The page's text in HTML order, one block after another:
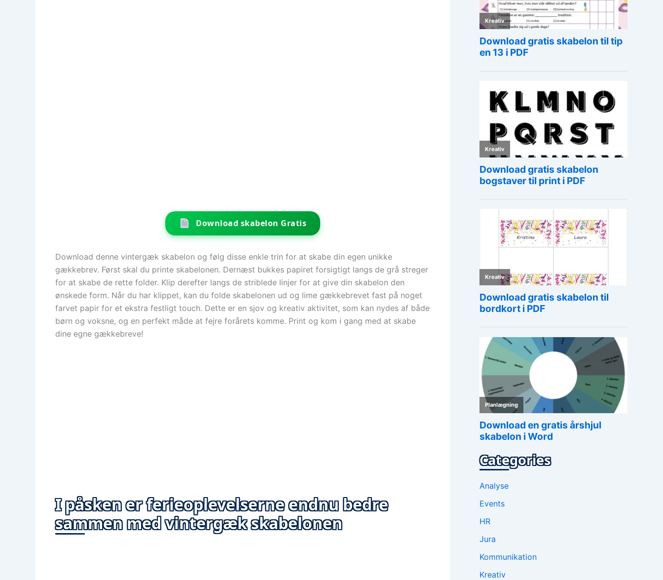
Download skabelon Gratis
Download denne vintergæk skabelon og følg disse enkle trin for at skabe din egen unikke
gækkebrev. Først skal du printe skabelonen. Dernæst bukkes papiret forsigtigt langs de grå streger
for at skabe de rette folder. Klip derefter langs de striblede linjer for at give din skabelon den
ønskede form. Når du har klippet, kan du folde skabelonen ud og lime gækkebrevet fast på noget
farvet papir for et ekstra festligt touch. Dette er en sjov og kreativ aktivitet, som kan nydes af både
børn og voksne, og en perfekt måde at fejre forårets komme. Print og kom i gang med at skabe
dine egne gækkebreve!
I påsken er ferieoplevelserne endnu bedre
sammen med vintergæk skabelonen
Categories
Analyse
Events
HR
Jura
Kommunikation
Kreativ